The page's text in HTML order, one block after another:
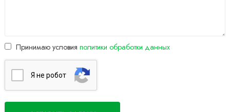
Принимаю условия политики обработки данных
Я нe poбoт